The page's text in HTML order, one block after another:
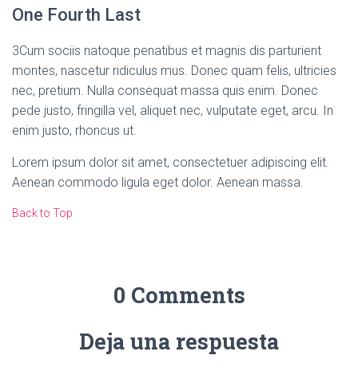
One Fourth Last
3Cum sociis natoque penatibus et magnis dis parturient
montes, nascetur ridiculus mus. Donec quam felis, ultricies
nec, pretium. Nulla consequat massa quis enim. Donec
pede justo, fringilla vel, aliquet nec, vulputate eget, arcu. In
enim justo, rhoncus ut.
Lorem ipsum dolor sit amet, consectetuer adipiscing elit.
Aenean commodo ligula eget dolor. Aenean massa.
Back to Top
0 Comments
Deja una respuesta